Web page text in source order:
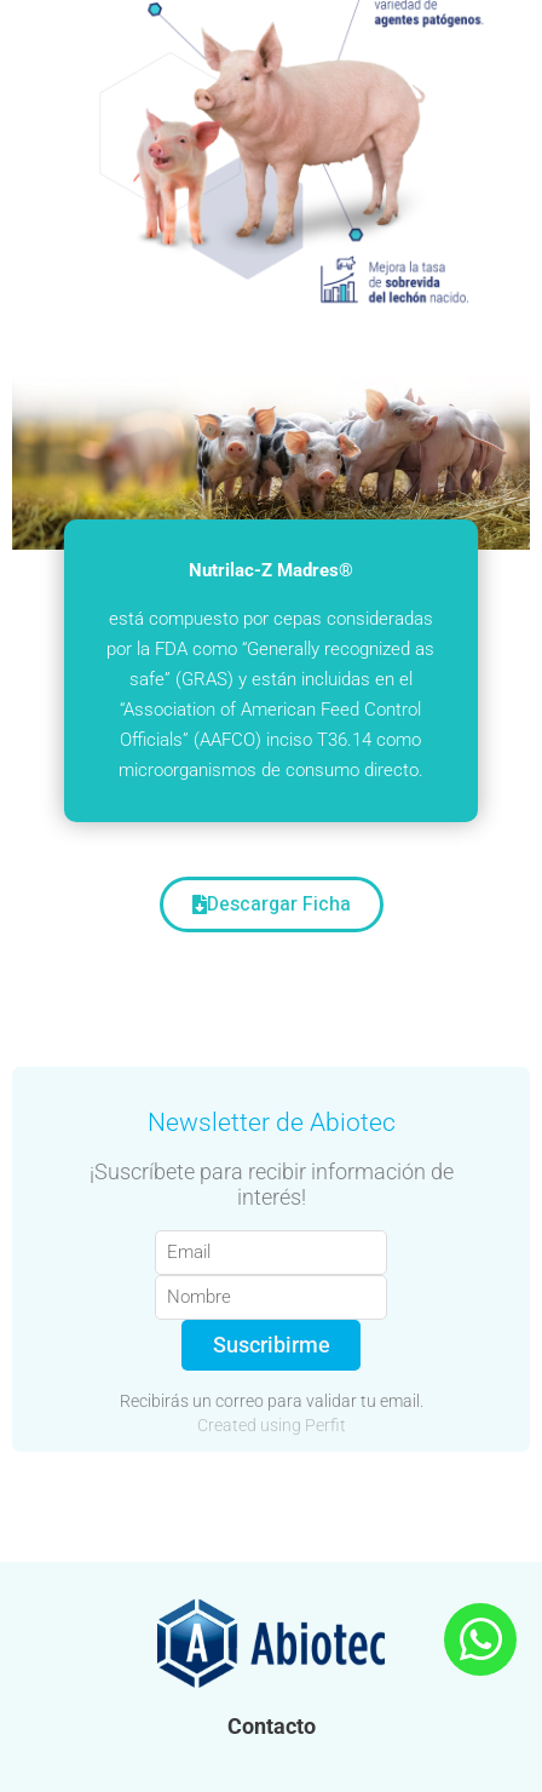
Nutrilac-Z Madres®
está compuesto por cepas consideradas
por la FDA como “Generally recognized as
safe” (GRAS) y están incluidas en el
“Association of American Feed Control
Officials” (AAFCO) inciso T36.14 como
microorganismos de consumo directo.
Descargar Ficha
Newsletter de Abiotec
¡Suscríbete para recibir información de
interés!
Suscribirme
Recibirás un correo para validar tu email.
Created using Perfit
Contacto